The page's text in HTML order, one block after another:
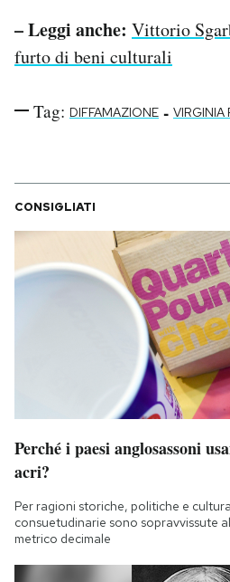
– Leggi anche: Vittorio
furto di beni culturali
Tag: DIFFAMAZIONE - VIRGINIA
CONSIGLIATI
Perché i paesi anglosassoni
acri?
Per ragioni storiche, politiche e
consuetudinarie sono sopravvissute
metrico decimale